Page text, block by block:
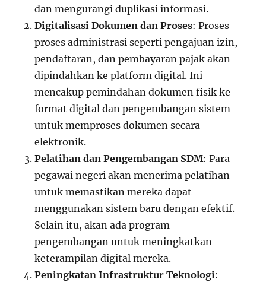
dan mengurangi duplikasi informasi.
Digitalisasi Dokumen dan Proses: Proses-
proses administrasi seperti pengajuan izin,
pendaftaran, dan pembayaran pajak akan
dipindahkan ke platform digital. Ini
mencakup pemindahan dokumen fisik ke
format digital dan pengembangan sistem
untuk memproses dokumen secara
elektronik.
Pelatihan dan Pengembangan SDM: Para
pegawai negeri akan menerima pelatihan
untuk memastikan mereka dapat
menggunakan sistem baru dengan efektif.
Selain itu, akan ada program
pengembangan untuk meningkatkan
keterampilan digital mereka.
Peningkatan Infrastruktur Teknologi: